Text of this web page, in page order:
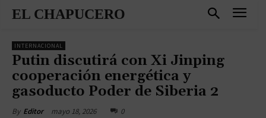
EL CHAPUCERO
INTERNACIONAL
Putin discutirá con Xi Jinping
cooperación energética y
gasoducto Poder de Siberia 2
By Editor mayo 18, 2026 0